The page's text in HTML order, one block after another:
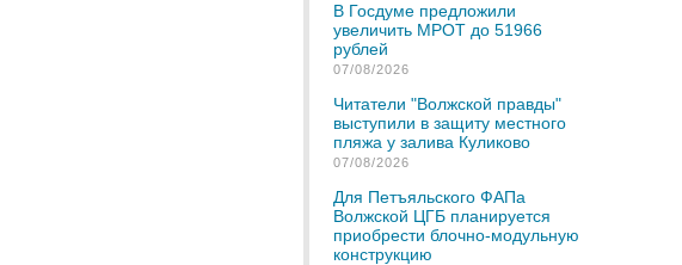
В Госдуме предложили
увеличить МРОТ до 51966
рублей
07/08/2026
Читатели "Волжской правды"
выступили в защиту местного
пляжа у залива Куликово
07/08/2026
Для Петъяльского ФАПа
Волжской ЦГБ планируется
приобрести блочно-модульную
конструкцию